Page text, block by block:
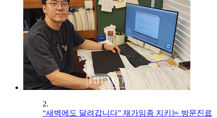
2.
“새벽에도 달려갑니다” 재가임종 지키는 방문진료